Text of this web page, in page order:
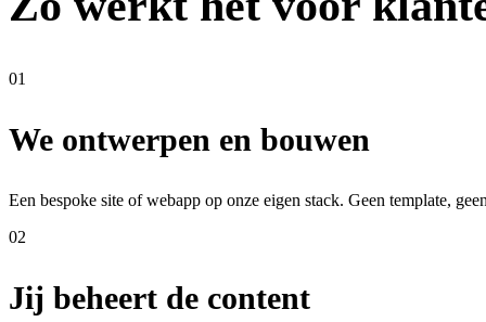
01
We ontwerpen en bouwen
Een bespoke site of webapp op onze eigen stack. Geen template,
02
Jij beheert de content